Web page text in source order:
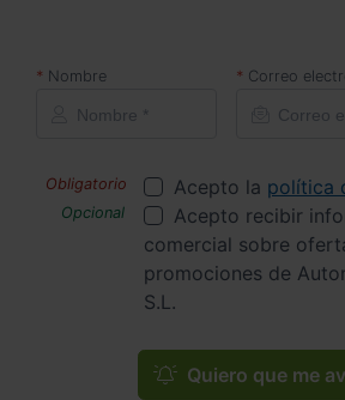
Nombre Correo
Acepto la política
Acepto recibir
comercial sobre
promociones de
S.L.
Quiero que me